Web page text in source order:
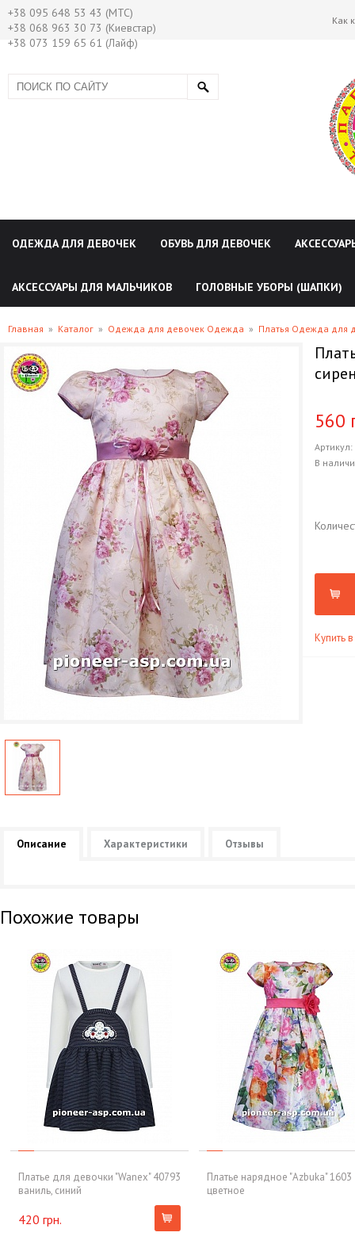
+38 095 648 53 43 (МТС)
+38 068 963 30 73 (Киевстар)
+38 073 159 65 61 (Лайф)
Как
ОДЕЖДА ДЛЯ ДЕВОЧЕК ОБУВЬ ДЛЯ ДЕВОЧЕК
АКСЕССУАРЫ ДЛЯ МАЛЬЧИКОВ ГОЛОВНЫЕ УБОРЫ (ШАПКИ)
Главная » Каталог » Одежда для девочек Одежда » Платья Одежда для
560
Артикул:
В
Купить
Описание Характеристики Отзывы
Похожие товары
Платье для девочки "Wanex" 40793
ваниль, синий
420 грн.
Платье нарядное "Azbuka" 1603
цветное